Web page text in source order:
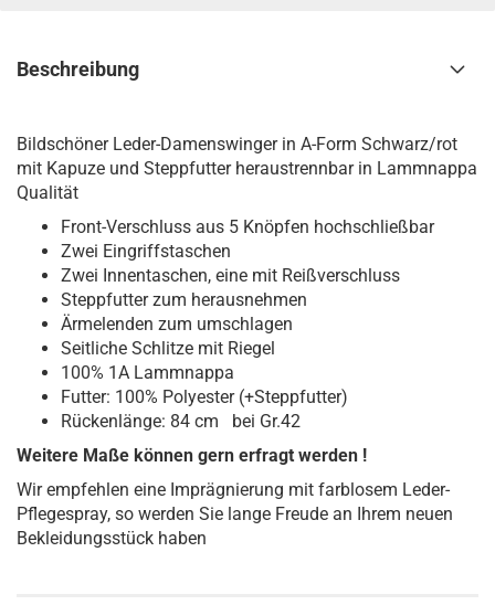
Beschreibung
Bildschöner Leder-Damenswinger in A-Form Schwarz/rot
mit Kapuze und Steppfutter heraustrennbar in Lammnappa
Qualität
Front-Verschluss aus 5 Knöpfen hochschließbar
Zwei Eingriffstaschen
Zwei Innentaschen, eine mit Reißverschluss
Steppfutter zum herausnehmen
Ärmelenden zum umschlagen
Seitliche Schlitze mit Riegel
100% 1A Lammnappa
Futter: 100% Polyester (+Steppfutter)
Rückenlänge: 84 cm bei Gr.42
Weitere Maße können gern erfragt werden !
Wir empfehlen eine Imprägnierung mit farblosem Leder-
Pflegespray, so werden Sie lange Freude an Ihrem neuen
Bekleidungsstück haben